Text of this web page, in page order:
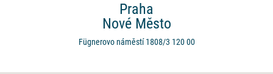
Praha
Nové Město
Fügnerovo náměstí 1808/3 120 00